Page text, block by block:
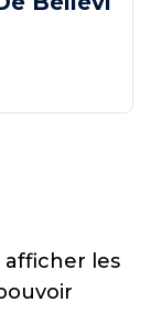
afficher les